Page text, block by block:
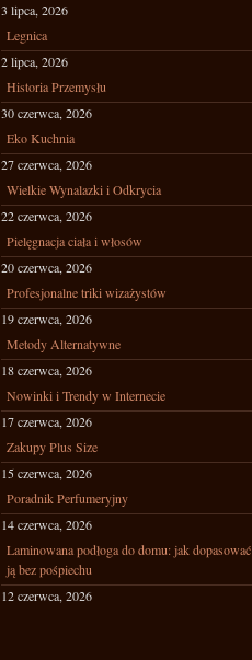
3 lipca, 2026
Legnica
2 lipca, 2026
Historia Przemysłu
30 czerwca, 2026
Eko Kuchnia
27 czerwca, 2026
Wielkie Wynalazki i Odkrycia
22 czerwca, 2026
Pielęgnacja ciała i włosów
20 czerwca, 2026
Profesjonalne triki wizażystów
19 czerwca, 2026
Metody Alternatywne
18 czerwca, 2026
Nowinki i Trendy w Internecie
17 czerwca, 2026
Zakupy Plus Size
15 czerwca, 2026
Poradnik Perfumeryjny
14 czerwca, 2026
Laminowana podłoga do domu: jak dopasować
ją bez pośpiechu
12 czerwca, 2026